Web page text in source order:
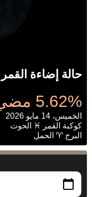
حالة إضاءة القمر
5.62% مضيء
الخميس، 14 مايو 2026
كوكبة القمر ♓ الحوت
البرج ♈ الحمل